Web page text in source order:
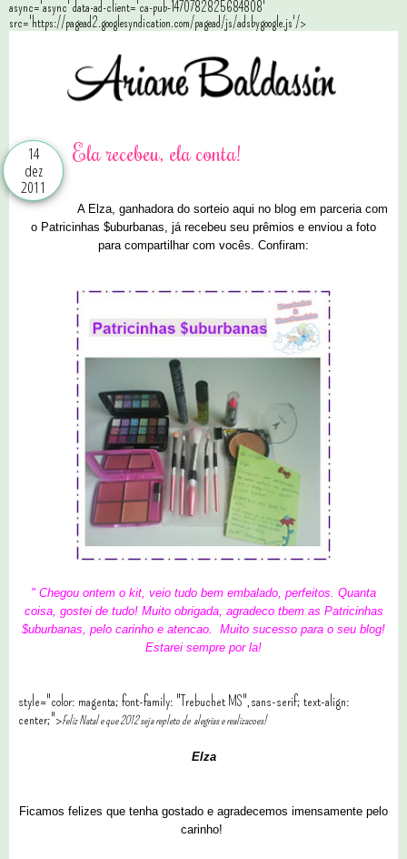
async='async' data-ad-client='ca-pub-1470782825684808'
src='https://pagead2.googlesyndication.com/pagead/js/adsbygoogle.js'/>
14
dez
2011
Ela recebeu, ela conta!
A Elza, ganhadora do sorteio aqui no blog em parceria com
o Patricinhas $uburbanas, já recebeu seu prêmios e enviou a foto
para compartilhar com vocês. Confiram:
" Chegou ontem o kit, veio tudo bem embalado, perfeitos. Quanta
coisa, gostei de tudo! Muito obrigada, agradeco tbem as Patricinhas
$uburbanas, pelo carinho e atencao. Muito sucesso para o seu blog!
Estarei sempre por la!
style="color: magenta; font-family: "Trebuchet MS",sans-serif; text-align:
center;">Feliz Natal e que 2012 seja repleto de alegrias e realizacoes!
Elza
Ficamos felizes que tenha gostado e agradecemos imensamente pelo
carinho!